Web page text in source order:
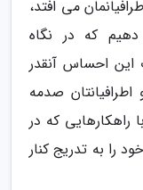
می افتد،
که در نگاه
این احساس آنقدر
صدمه
راهکارهایی که در
را به تدریج کنار